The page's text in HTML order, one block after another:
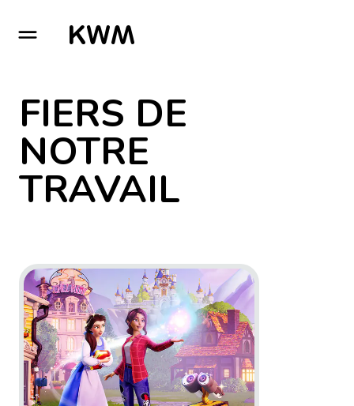
GO TO HOMEPAGE
FIERS DE
NOTRE
TRAVAIL
Go to project Disney Dreamlight Valley